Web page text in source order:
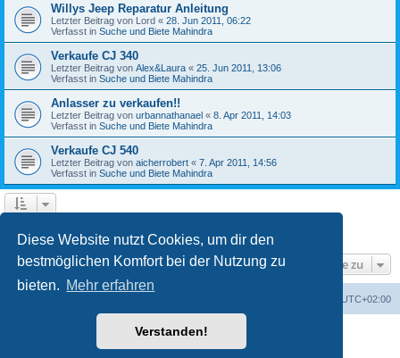
Diese Website nutzt Cookies, um dir den
bestmöglichen Komfort bei der Nutzung zu
bieten. Mehr erfahren
Verstanden!
Willys Jeep Reparatur Anleitung
Letzter Beitrag von Lord « 28. Jun 2011, 06:22
Verfasst in Suche und Biete Mahindra
Verkaufe CJ 340
Letzter Beitrag von Alex&Laura « 25. Jun 2011, 13:06
Verfasst in Suche und Biete Mahindra
Anlasser zu verkaufen!!
Letzter Beitrag von urbannathanael « 8. Apr 2011, 14:03
Verfasst in Suche und Biete Mahindra
Verkaufe CJ 540
Letzter Beitrag von aicherrobert « 7. Apr 2011, 14:56
Verfasst in Suche und Biete Mahindra
Gehe zu
UTC+02:00
Powered byphpBB® Forum Software © phpBB Limited
phpBB.de